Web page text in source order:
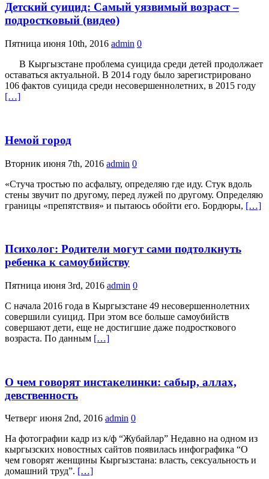
Детский суицид: Самый уязвимый возраст –
подростковый (видео)
Пятница июня 10th, 2016 admin 0
В Кыргызстане проблема суицида среди детей продолжает
оставаться актуальной. В 2014 году было зарегистрировано
106 фактов суицида среди несовершеннолетних, в 2015 году
[…]
Немой город
Вторник июня 7th, 2016 admin 0
«Стуча тростью по асфальту, определяю где иду. Стук вдоль
стены звучит по другому, перед лужей по другому. Определяю
границы «препятствия» и пытаюсь обойти его. Бордюры, […]
Психолог: Родители могут сами подтолкнуть
ребенка к самоубийству
Пятница июня 3rd, 2016 admin 0
С начала 2016 года в Кыргызстане 49 несовершеннолетних
совершили суицид. При этом все больше самоубийств
совершают дети, еще не достигшие даже подросткового
возраста. По данным […]
О чем говорят инстакелинки: сабыр, аллах,
девственность
Четверг июня 2nd, 2016 admin 0
На фотографии кадр из к/ф “Жубайлар” Недавно на одном из
кыргызских новостных сайтов появилась инфографика “О
чем говорят женщины Кыргызстана: власть, сексуальность и
домашний труд”. […]